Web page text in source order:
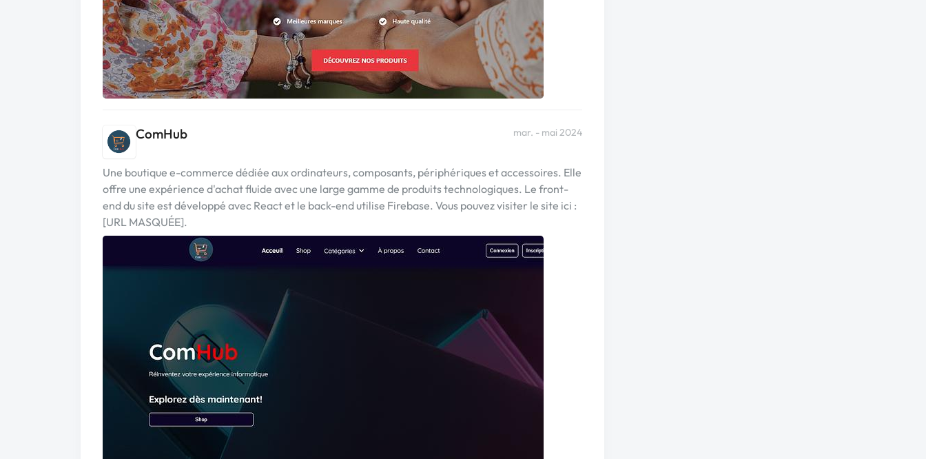
ComHub mar. - mai 2024
Une boutique e-commerce dédiée aux ordinateurs, composants, périphériques et accessoires. Elle
offre une expérience d'achat fluide avec une large gamme de produits technologiques. Le front-
end du site est développé avec React et le back-end utilise Firebase. Vous pouvez visiter le site ici :
[URL MASQUÉE].